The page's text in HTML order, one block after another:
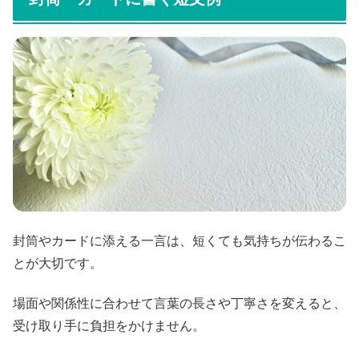
封筒やカードに添える一言は、短くても気持ちが伝わるこ
とが大切です。
場面や関係性に合わせて言葉の長さや丁寧さを変えると、
受け取り手に負担をかけません。